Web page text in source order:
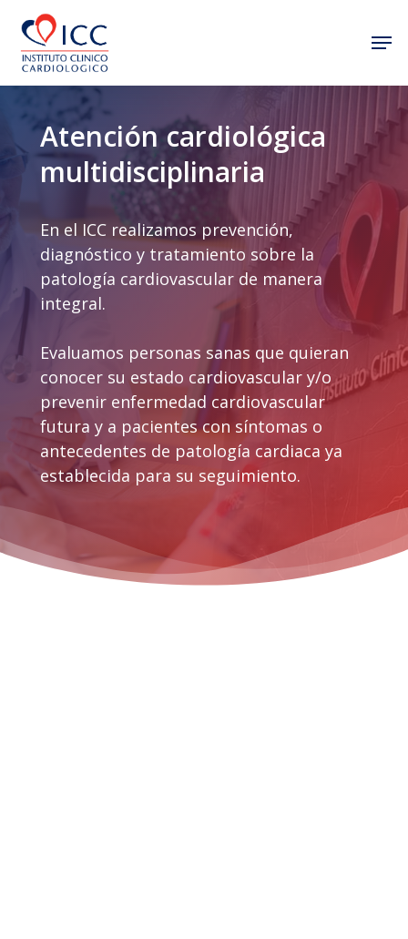
main
content
Atención cardiológica
multidisciplinaria
En el ICC realizamos prevención,
diagnóstico y tratamiento sobre la
patología cardiovascular de manera
integral.
Evaluamos personas sanas que quieran
conocer su estado cardiovascular y/o
prevenir enfermedad cardiovascular
futura y a pacientes con síntomas o
antecedentes de patología cardiaca ya
establecida para su seguimiento.